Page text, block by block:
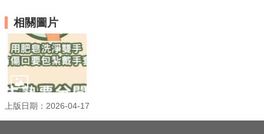
絲
專
資
訊
安
全
相關圖片
上版日期：2026-04-17